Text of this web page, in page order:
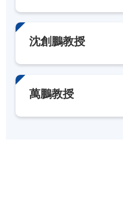
沈創鵬教授
萬鵬教授